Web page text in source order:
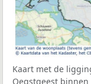
Kaart met de
Oegstgeest